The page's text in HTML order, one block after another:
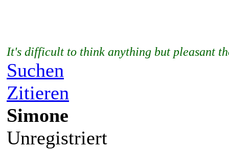
It's difficult to think anything but pleasant
Suchen
Zitieren
Simone
Unregistriert